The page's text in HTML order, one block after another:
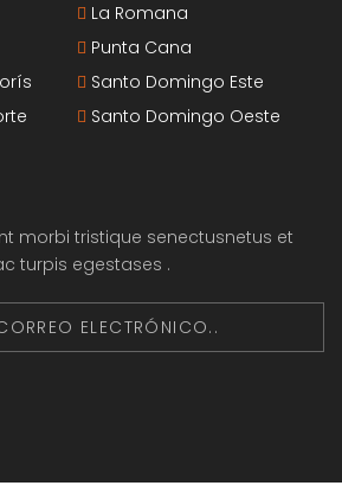
La Romana
Punta Cana
Santo Domingo Este
Santo Domingo Oeste
morbi tristique senectusnetus et
turpis egestases .